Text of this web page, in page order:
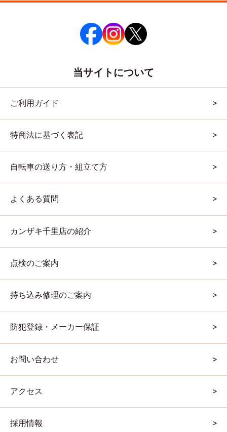
当サイトについて
ご利用ガイド
特商法に基づく表記
自転車の送り方・組立て方
よくある質問
カンザキ千里店の紹介
点検のご案内
持ち込み修理のご案内
防犯登録・メーカー保証
お問い合わせ
アクセス
採用情報